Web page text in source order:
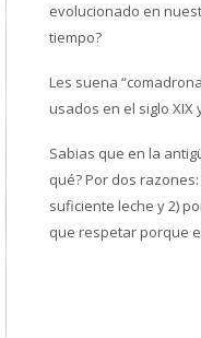
evolucionado en
tiempo?
Les suena
usados en el siglo
Sabias que en la
qué? Por dos
suficiente leche y 2)
que respetar porque